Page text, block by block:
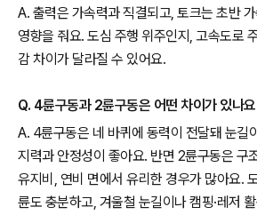
A. 출력은 가속력과 직결되고, 토크는 초반
영향을 줘요. 도심 주행 위주인지, 고속도로
감 차이가 달라질 수 있어요.
Q. 4륜구동과 2륜구동은 어떤 차이가 있나
A. 4륜구동은 네 바퀴에 동력이 전달돼 눈길
지력과 안정성이 좋아요. 반면 2륜구동은 구
유지비, 연비 면에서 유리한 경우가 많아요.
륜도 충분하고, 겨울철 눈길이나 캠핑·레저